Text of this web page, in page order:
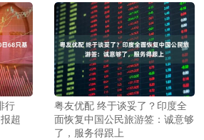
行
超
粤友优配 终于谈妥了？印度全
面恢复中国公民旅游签：诚意够
了，服务得跟上